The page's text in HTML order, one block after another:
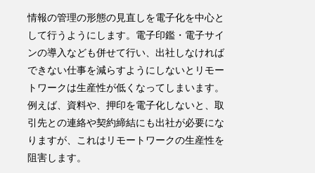
情報の管理の形態の見直しを電子化を中心と
して行うようにします。 電子印鑑・電子サイ
ンの導入 なども併せて行い、出社しなければ
できない仕事を減らすようにしないとリモー
トワークは生産性が低くなってしまいます。
例えば、資料や、押印を電子化しないと、取
引先との連絡や契約締結にも出社が必要にな
りますが、これはリモートワークの生産性を
阻害します。